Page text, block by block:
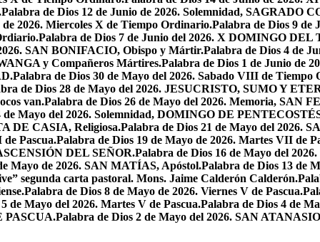
Palabra de Dios 12 de Junio de 2026. Solemnidad, SAGRADO
2026. Miercoles X de Tiempo Ordinario.Palabra de Dios 9 de
Palabra de Dios 7 de Junio del 2026. X DOMINGO
SAN BONIFACIO, Obispo y Mártir.Palabra de Dios 4 de
y Compañeros Mártires.Palabra de Dios 1 de Junio de
Palabra de Dios 30 de Mayo del 2026. Sabado VIII de Tiempo
de Dios 28 de Mayo del 2026. JESUCRISTO, SUMO Y
van.Palabra de Dios 26 de Mayo del 2026. Memoria, SAN
de Mayo del 2026. Solemnidad, DOMINGO DE
DE CASIA, Religiosa.Palabra de Dios 21 de Mayo del 2026.
Pascua.Palabra de Dios 19 de Mayo de 2026. Martes VII de
DEL SEÑOR.Palabra de Dios 16 de Mayo del
Mayo de 2026. SAN MATÍAS, Apóstol.Palabra de Dios 13 de
segunda carta pastoral. Mons. Jaime Calderón Calderón.
Palabra de Dios 8 de Mayo de 2026. Viernes V de Pascua.
de Mayo del 2026. Martes V de Pascua.Palabra de Dios 4 de
PASCUA.Palabra de Dios 2 de Mayo del 2026. SAN